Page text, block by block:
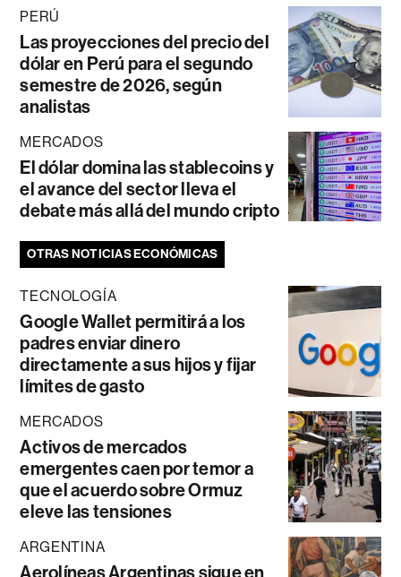
PERÚ
Las proyecciones del precio del
dólar en Perú para el segundo
semestre de 2026, según
analistas
MERCADOS
El dólar domina las stablecoins y
el avance del sector lleva el
debate más allá del mundo cripto
OTRAS NOTICIAS ECONÓMICAS
TECNOLOGÍA
Google Wallet permitirá a los
padres enviar dinero
directamente a sus hijos y fijar
límites de gasto
MERCADOS
Activos de mercados
emergentes caen por temor a
que el acuerdo sobre Ormuz
eleve las tensiones
ARGENTINA
Aerolíneas Argentinas sigue en